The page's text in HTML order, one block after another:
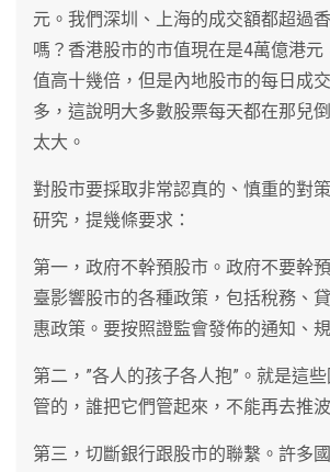
元。我們深圳、上海的成交額都超過
嗎？香港股市的市值現在是4萬億港元
值高十幾倍，但是內地股市的每日成
多，這說明大多數股票每天都在那兒
太大。
對股市要採取非常認真的、慎重的對
研究，提幾條要求：
第一，政府不幹預股市。政府不要幹
臺影響股市的各種政策，包括稅務、
惠政策。要按照證監會發佈的通知、
第二，”各人的孩子各人抱”。就是這
管的，誰把它們管起來，不能再去推
第三，切斷銀行跟股市的聯繫。許多